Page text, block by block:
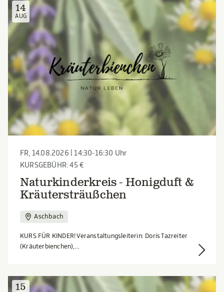
14
AUG
FR, 14.08.2026 | 14:30-16:30 Uhr
KURSGEBÜHR: 45 €
Naturkinderkreis - Honigduft &
Kräutersträußchen
Aschbach
KURS FÜR KINDER! Veranstaltungsleiterin: Doris Tazreiter
(Kräuterbienchen),...
15